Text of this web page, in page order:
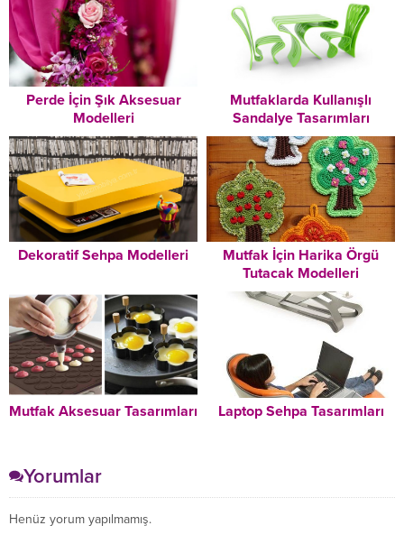
Perde İçin Şık Aksesuar
Modelleri
Mutfaklarda Kullanışlı
Sandalye Tasarımları
Dekoratif Sehpa Modelleri
Mutfak İçin Harika Örgü
Tutacak Modelleri
Mutfak Aksesuar Tasarımları Laptop Sehpa Tasarımları
Yorumlar
Henüz yorum yapılmamış.